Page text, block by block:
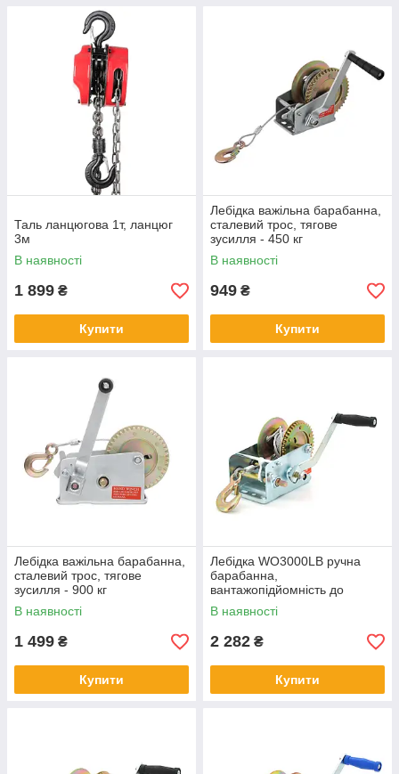
Таль ланцюгова 1т, ланцюг
3м
В наявності
1 899 ₴
Купити
Лебідка важільна барабанна,
сталевий трос, тягове
зусилля - 450 кг
В наявності
949 ₴
Купити
Лебідка важільна барабанна,
сталевий трос, тягове
зусилля - 900 кг
В наявності
1 499 ₴
Купити
Лебідка WO3000LB ручна
барабанна,
вантажопідйомність до
1360кг, довжина троса 7м
В наявності
2 282 ₴
Купити